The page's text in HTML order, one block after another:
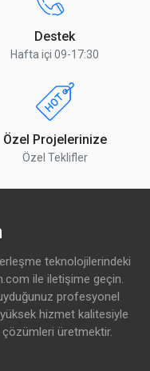
Destek
Hafta içi 09-17:30
Özel Projelerinize
Özel Teklifler
teknolojilerindeki
ile iletişime geçin.
profesyonel
hizmet kalitesiyle
üretmektir.